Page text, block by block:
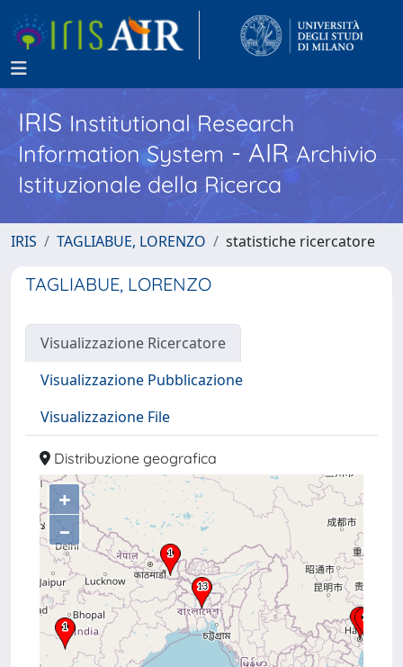
IRISInstitutional Research
Information System - AIR Archivio
Istituzionale della Ricerca
IRIS TAGLIABUE, LORENZO statistiche ricercatore
TAGLIABUE, LORENZO
Visualizzazione Ricercatore
Visualizzazione Pubblicazione
Visualizzazione File
Distribuzione geografica
+
–